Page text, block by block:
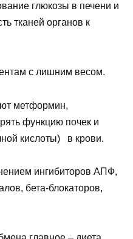
глюкозы в печени и
тканей органов к
с лишним весом.
метформин,
функцию почек и
кислоты) в крови.
ингибиторов АПФ,
бета-блокаторов,